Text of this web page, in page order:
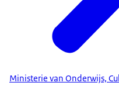
Ministerie van Onderwijs,